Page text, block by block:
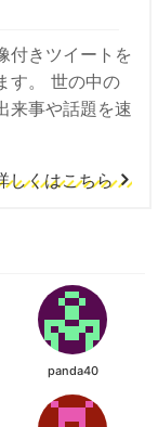
付きツイートを
す。 世の中の
来事や話題を速
しくはこちら
panda40